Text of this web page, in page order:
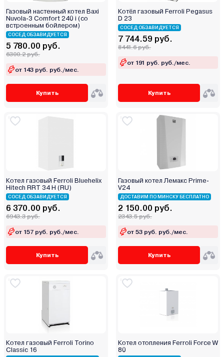
Газовый настенный котел Baxi
Nuvola-3 Comfort 240 i (со
встроенным бойлером)
СОСЕД ОБЗАВИДУЕТСЯ
5 780.00 руб.
6300.2 руб.
от 143 руб. руб./мес.
Купить
Котёл газовый Ferroli Pegasus
D 23
СОСЕД ОБЗАВИДУЕТСЯ
7 744.59 руб.
8441.6 руб.
от 191 руб. руб./мес.
Купить
Котел газовый Ferroli Bluehelix
Hitech RRT 34 H (RU)
СОСЕД ОБЗАВИДУЕТСЯ
6 370.00 руб.
6943.3 руб.
от 157 руб. руб./мес.
Купить
Газовый котел Лемакс Prime-
V24
ДОСТАВИМ ПО МИНСКУ БЕСПЛАТНО
2 150.00 руб.
2343.5 руб.
от 53 руб. руб./мес.
Купить
Котел газовый Ferroli Torino
Classic 16
Котел отопления Ferroli Force W
80